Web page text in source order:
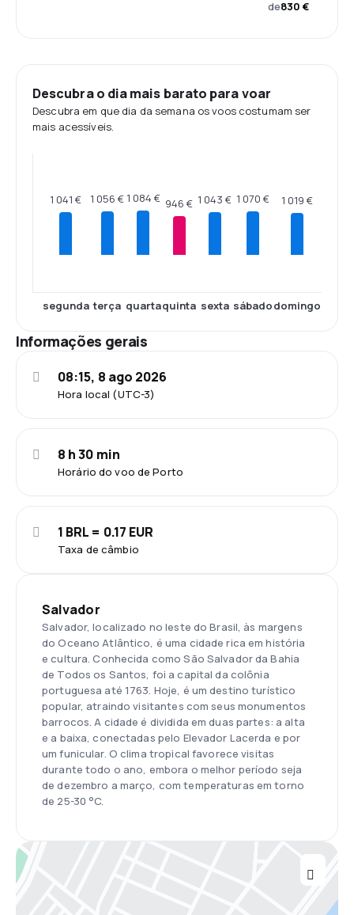
de830 €
Descubra o dia mais barato para voar
Descubra em que dia da semana os voos costumam ser
mais acessíveis.
1 041 €
segunda
1 056 €
terça
1 084 €
quarta
946 €
quinta
1 043 €
sexta
1 070 €
sábado
1 019 €
domingo
Informações gerais
Hora local (UTC-3)
08:15, 8 ago 2026
Horário do voo de Porto
8 h 30 min
Taxa de câmbio
1 BRL = 0.17 EUR
Salvador
Salvador, localizado no leste do Brasil, às margens
do Oceano Atlântico, é uma cidade rica em história
e cultura. Conhecida como São Salvador da Bahia
de Todos os Santos, foi a capital da colônia
portuguesa até 1763. Hoje, é um destino turístico
popular, atraindo visitantes com seus monumentos
barrocos. A cidade é dividida em duas partes: a alta
e a baixa, conectadas pelo Elevador Lacerda e por
um funicular. O clima tropical favorece visitas
durante todo o ano, embora o melhor período seja
de dezembro a março, com temperaturas em torno
de 25-30 °C.